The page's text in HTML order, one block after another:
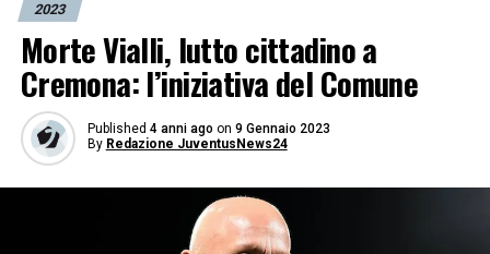
2023
Morte Vialli, lutto cittadino a
Cremona: l’iniziativa del Comune
Published 4 anni ago on 9 Gennaio 2023
By Redazione JuventusNews24